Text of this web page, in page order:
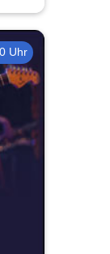
Uhr